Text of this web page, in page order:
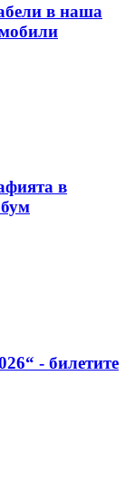
в наша
в
- билетите